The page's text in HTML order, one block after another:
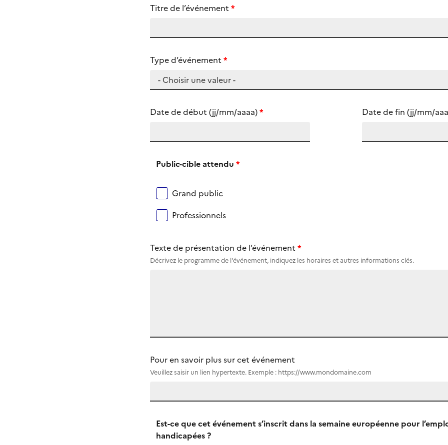
Titre de l’événement
Type d’événement
Date de début (jj/mm/aaaa)
Date de fin (jj/mm/
Public-cible attendu
Grand public
Professionnels
Texte de présentation de l’événement
(Champ obligatoire)
Décrivez le programme de l'événement, indiquez les horaires et autres informations clés.
Pour en savoir plus sur cet événement
Veuillez saisir un lien hypertexte. Exemple : https://www.mondomaine.com
Est-ce que cet événement s’inscrit dans la semaine européenne pour
handicapées ?